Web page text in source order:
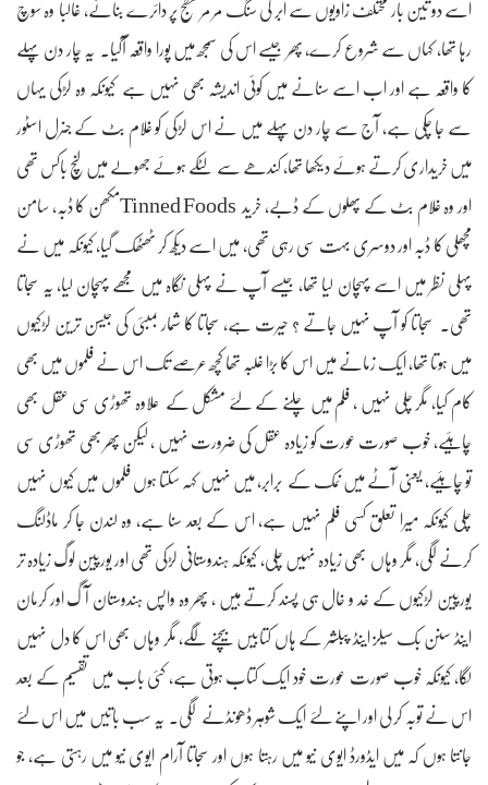
اسے دو تین بار مختلف زاویوں سے ابر کی سنگ مر مر سطج پر دائرے بنائے، غالباً وہ سوچ
رہا تھا، کہاں سے شروع کرے، پھر جیسے اس کی سمجھ میں پورا واقعہ آگیا۔ یہ چار دن پہلے
کا واقعہ ہے اور اب اسے سنانے میں کوئی اندیشہ بھی نہیں ہے کیونکہ وہ لڑکی یہاں
سے جا چکی ہے، آج سے چار دن پہلے میں نے اس لڑکی کو غلام بٹ کے جنرل اسٹور
میں خریداری کرتے ہوئے دیکھا تھا، کندھے سے لٹکے ہوئے جھولے میں لنچ باکس تھی
اور وہ غلام بٹ کے پھلوں کے ڈبے، خرید Tinned Foodsمکھن کا ڈبہ، سامن
مچھلی کا ڈبہ اور دوسری بہت سی رہی تھی، میں اسے دیکھ کر ٹھٹھک گیا، کیونکہ میں نے
پہلی نظر میں اسے ‫‫پہچان لیا تھا، جیسے آپ نے پہلی نگاہ میں مجھے پہچان لیا، یہ سجاتا
تھی۔ سجاتا کو آپ نہیں جاتے ؟ حیرت ہے، سجاتا کا شمار بمبئی کی جیسن ترین لڑکیوں
میں ہوتا تھا، ایک زمانے میں اس کا بڑا غلبہ تھا کچھ عرصے تک اس نے فلموں میں بھی
کام کیا، مگر چلی نہیں ، فلم میں چلنے کے لئے مشکل کے علاوہ تھوڑی سی عقل بھی
چاہئیے، خوب صورت عورت کو زیادہ عقل کی ضرورت نہیں ، لیکن پھر بھی تھوڑی سی
تو چاہئیے، یعنی آٹے میں نمک کے برابر، میں نہیں کہہ سکتا ہوں فلموں میں کیوں نہیں
چلی کیونکہ میرا تعلق کسی فلم نہیں ہے، اس کے بعد سنا ہے، وہ لندن جا کر ماڈلنگ
کرنے لگی، مگر وہاں بھی زیادہ نہیں چلی، کیونکہ ہندوستانی لڑکی تھی اور یورپین لوگ زیادہ تر
یورپین لڑکیوں کے خد و خال ہی پسند کرتے ہیں ، پھر وہ واپس ہندوستان آگ اور کرمان
اینڈ سنن بک سیلز اینڈ پبلشر کے ہاں کتابیں بیچنے لگے، مگر وہاں بھی اس کا دل نہیں
لگا، کیونکہ خوب صورت عورت خود ایک کتاب ہوتی ہے، کئی باب میں تقسیم کے بعد
اس نے توبہ کر لی اور اپنے لئے ایک شوہر ڈھونڈنے لگی۔ یہ سب باتیں میں اس لئے
جانتا ہوں کہ میں ایڈورڈ ایوی نیو میں رہتا ہوں اور سجاتا آرام ایوی نیو میں رہتی ہے، جو